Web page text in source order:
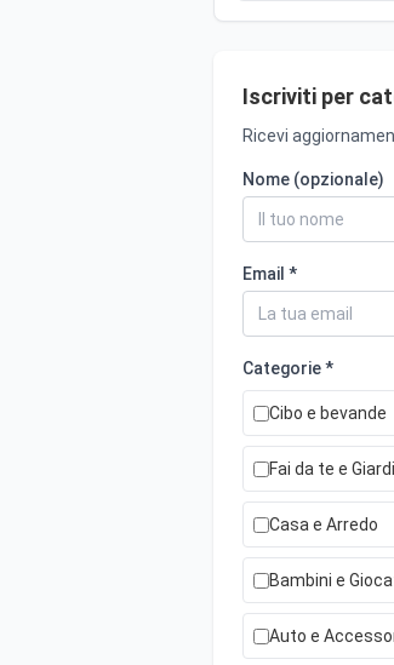
Iscriviti per
Ricevi
Nome (opzionale)
Email *
Categorie *
Cibo e bevande
Fai da te e
Casa e Arredo
Bambini e
Auto e